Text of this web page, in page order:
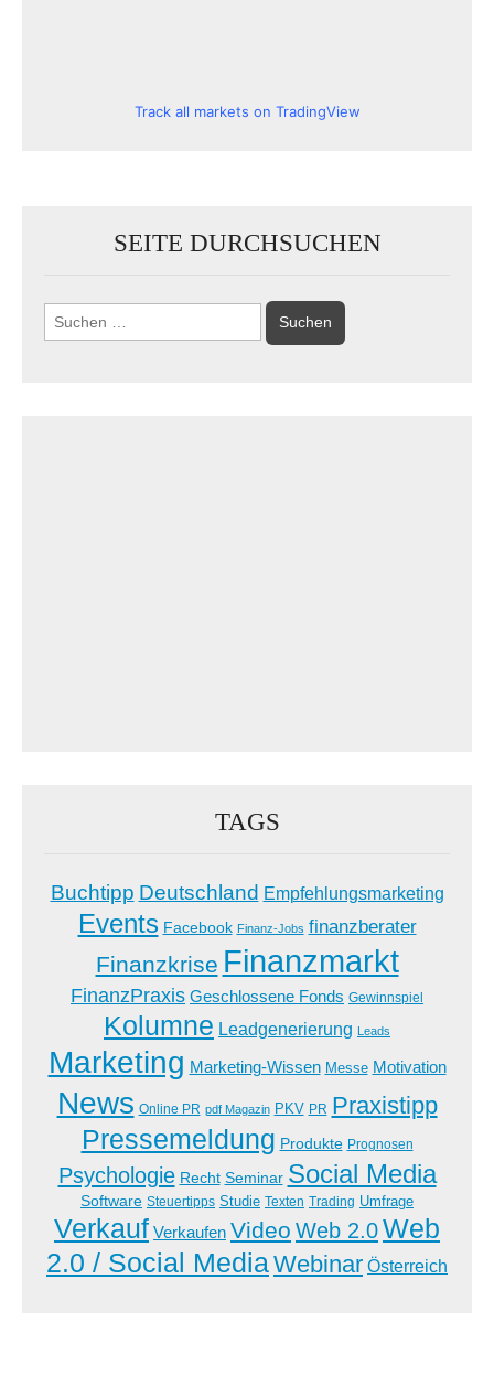
Track all markets on TradingView
SEITE DURCHSUCHEN
Suchen
nach:
TAGS
Buchtipp Deutschland Empfehlungsmarketing
Events Facebook Finanz-Jobs finanzberater
Finanzkrise Finanzmarkt
FinanzPraxis Geschlossene Fonds Gewinnspiel
Kolumne Leadgenerierung Leads
Marketing Marketing-Wissen Messe Motivation
News Online PR pdf Magazin PKV PR Praxistipp
Pressemeldung Produkte Prognosen
Psychologie Recht Seminar Social Media
Software Steuertipps Studie Texten Trading Umfrage
Verkauf Verkaufen Video Web 2.0Web
2.0 / Social MediaWebinar Österreich